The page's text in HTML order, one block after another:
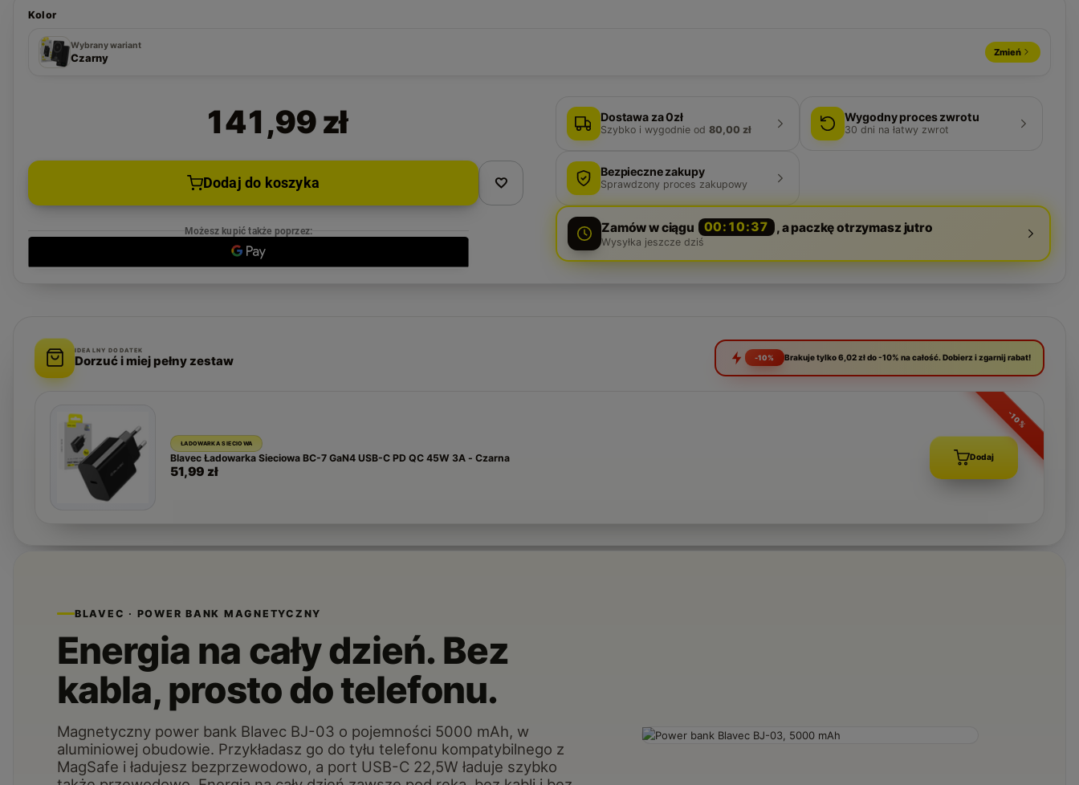
Kolor
Granatowy
Wybrany wariant
Czarny Zmień
141,99 zł
Dodaj do koszyka
Możesz kupić także poprzez:
Dostawa za 0zł
Szybko i wygodnie od 80,00 zł
Wygodny proces zwrotu
30 dni na łatwy zwrot
Bezpieczne zakupy
Sprawdzony proces zakupowy
Zamów w ciągu 00:10:36 , a paczkę otrzymasz jutro
Wysyłka jeszcze dziś
IDEALNY DODATEK
Dorzuć i miej pełny zestaw -10% Brakuje tylko 6,02 zł do -10% na całość. Dobierz i zgarnij rabat!
-10%
ŁADOWARKA SIECIOWA
Blavec Ładowarka Sieciowa BC-7 GaN4 USB-C PD QC 45W 3A - Czarna
51,99 zł
Dodaj
BLAVEC · POWER BANK MAGNETYCZNY
Energia na cały dzień. Bez
kabla, prosto do telefonu.
Magnetyczny power bank Blavec BJ-03 o pojemności 5000 mAh, w
aluminiowej obudowie. Przykładasz go do tyłu telefonu kompatybilnego z
MagSafe i ładujesz bezprzewodowo, a port USB-C 22,5W ładuje szybko